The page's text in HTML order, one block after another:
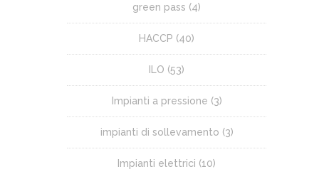
green pass (4)
HACCP (40)
ILO (53)
Impianti a pressione (3)
impianti di sollevamento (3)
Impianti elettrici (10)